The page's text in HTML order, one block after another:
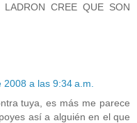
LADRON CREE QUE SON
a las 9:34 a.m.
tuya, es más me parece
así a alguién en el que